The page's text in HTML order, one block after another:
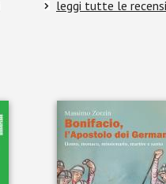
leggi tutte le